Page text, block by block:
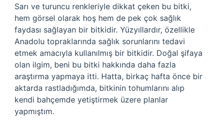
Sarı ve turuncu renkleriyle dikkat çeken bu bitki,
hem görsel olarak hoş hem de pek çok sağlık
faydası sağlayan bir bitkidir. Yüzyıllardır, özellikle
Anadolu topraklarında sağlık sorunlarını tedavi
etmek amacıyla kullanılmış bir bitkidir. Doğal şifaya
olan ilgim, beni bu bitki hakkında daha fazla
araştırma yapmaya itti. Hatta, birkaç hafta önce bir
aktarda rastladığımda, bitkinin tohumlarını alıp
kendi bahçemde yetiştirmek üzere planlar
yapmıştım.